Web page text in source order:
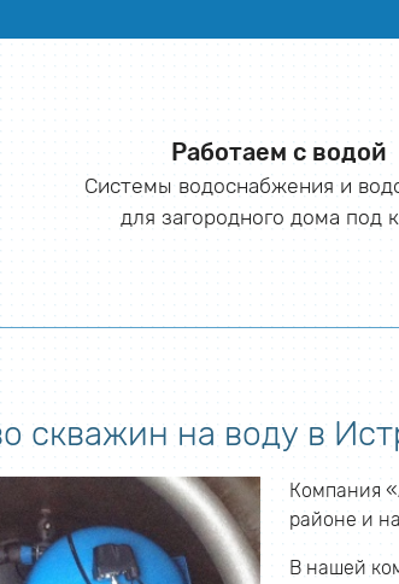
Работаем с водой
Системы водоснабжения и
для загородного дома под
скважин на воду в
Компания
районе и
В нашей